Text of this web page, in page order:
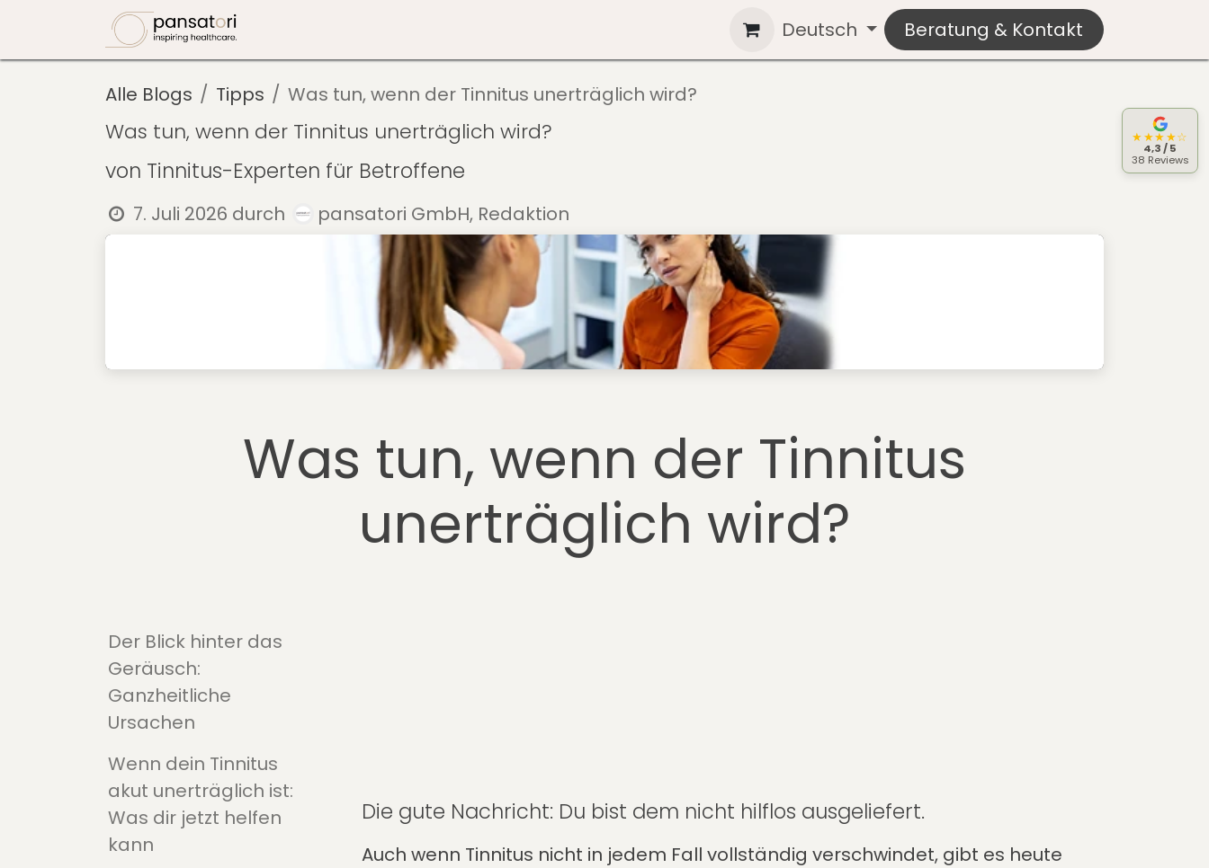
Zum Inhalt springen
Deutsch Beratung & Kontakt
Alle Blogs Tipps Was tun, wenn der Tinnitus unerträglich wird?
Was tun, wenn der Tinnitus unerträglich wird?
von Tinnitus-Experten für Betroffene
7. Juli 2026 durch pansatori GmbH, Redaktion
Was tun, wenn der Tinnitus
unerträglich wird?
Der Blick hinter das
Geräusch:
Ganzheitliche
Ursachen
Wenn dein Tinnitus
akut unerträglich ist:
Was dir jetzt helfen
kann
Die gute Nachricht: Du bist dem nicht hilflos ausgeliefert.
Auch wenn Tinnitus nicht in jedem Fall vollständig verschwindet, gibt es heute
★★★★☆
4,3 / 5
38 Reviews